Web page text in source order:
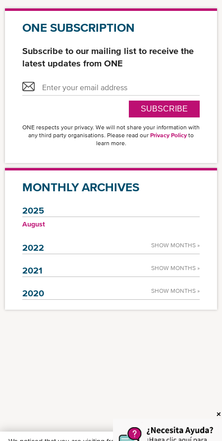
ONE SUBSCRIPTION
Subscribe to our mailing list to receive the
latest updates from ONE
SUBSCRIBE
ONE respects your privacy. We will not share your information with
any third party organisations. Please read our Privacy Policy to
learn more.
MONTHLY ARCHIVES
2025
August
2022 SHOW MONTHS »
2021 SHOW MONTHS »
2020 SHOW MONTHS »